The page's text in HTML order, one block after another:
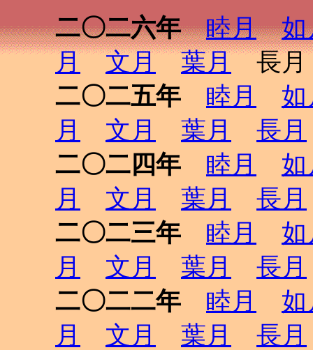
二〇二六年 睦月
如
月
文月 葉月長月
二〇二五年
睦月
如
月
文月 葉月
長月
二〇二四年
睦月
如
月
文月 葉月
長月
二〇二三年
睦月
如
月
文月 葉月
長月
二〇二二年
睦月
如
月
文月 葉月
長月